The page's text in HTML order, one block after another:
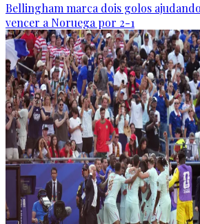
Bellingham marca dois golos
vencer a Noruega por 2-1